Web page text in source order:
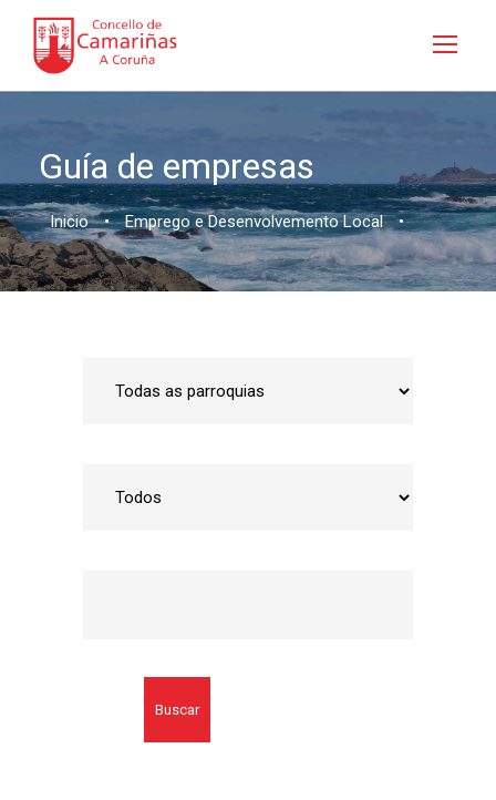
Guía de empresas
Inicio • Emprego e Desenvolvemento Local •
Buscar